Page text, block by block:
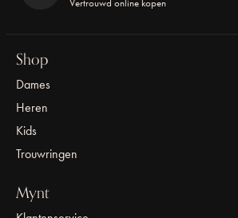
Shop
Dames
Heren
Kids
Trouwringen
Mynt